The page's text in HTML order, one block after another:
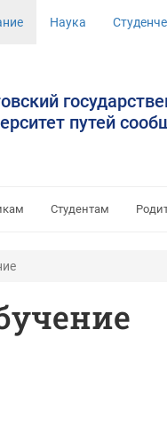
Наука
путей
Студентам